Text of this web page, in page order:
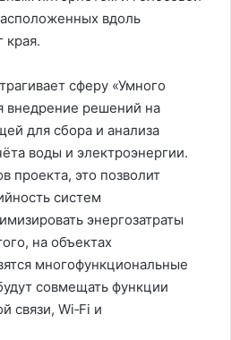
вдоль
края.
сферу «Умного
внедрение решений на
для сбора и анализа
воды и электроэнергии.
проекта, это позволит
систем
энергозатраты
на объектах
многофункциональные
совмещать функции
связи, Wi‑Fi и